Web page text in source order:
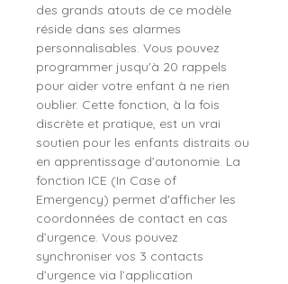
des grands atouts de ce modèle
réside dans ses alarmes
personnalisables. Vous pouvez
programmer jusqu'à 20 rappels
pour aider votre enfant à ne rien
oublier. Cette fonction, à la fois
discrète et pratique, est un vrai
soutien pour les enfants distraits ou
en apprentissage d’autonomie. La
fonction ICE (In Case of
Emergency) permet d'afficher les
coordonnées de contact en cas
d’urgence. Vous pouvez
synchroniser vos 3 contacts
d’urgence via l’application